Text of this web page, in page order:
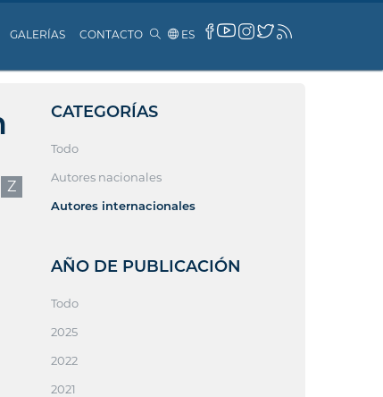
GALERÍAS CONTACTO ES
Z
CATEGORÍAS
Todo
Autores nacionales
Autores internacionales
AÑO DE PUBLICACIÓN
Todo
2025
2022
2021